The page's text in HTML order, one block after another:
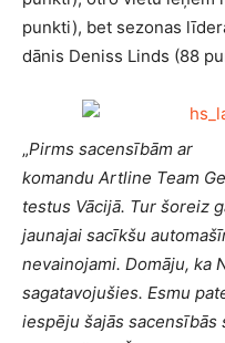
punkti), bet sezonas
dānis Deniss Linds (88
„Pirms sacensībām ar
komandu Artline Team
testus Vācijā. Tur šoreiz
jaunajai sacīkšu
nevainojami. Domāju, ka
sagatavojušies. Esmu
iespēju šajās sacensībās